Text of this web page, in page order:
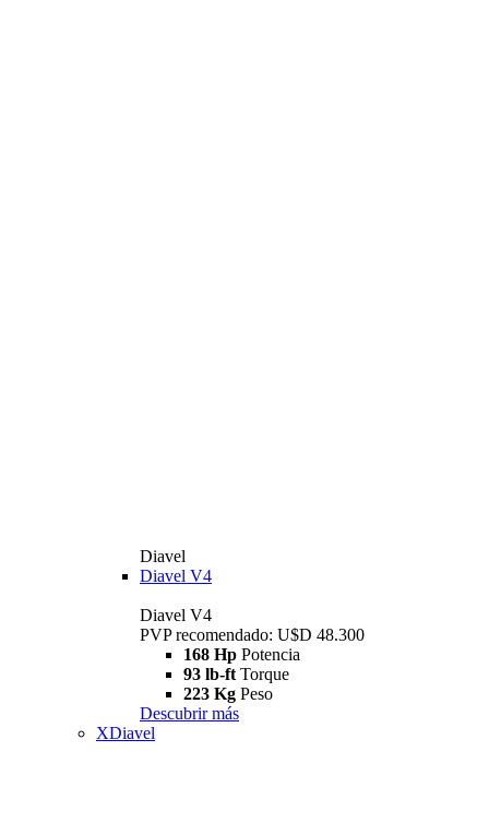
Diavel
Diavel V4
Diavel V4
PVP recomendado: U$D 48.300
168 Hp Potencia
93 lb-ft Torque
223 Kg Peso
Descubrir más
XDiavel